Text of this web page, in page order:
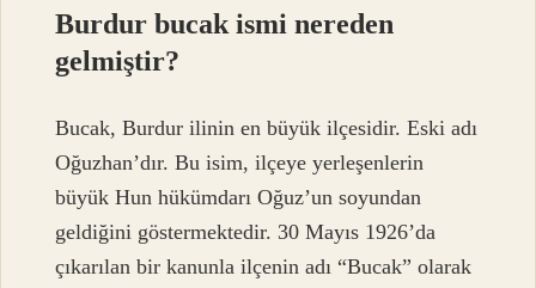
Burdur bucak ismi nereden
gelmiştir?
Bucak, Burdur ilinin en büyük ilçesidir. Eski adı
Oğuzhan’dır. Bu isim, ilçeye yerleşenlerin
büyük Hun hükümdarı Oğuz’un soyundan
geldiğini göstermektedir. 30 Mayıs 1926’da
çıkarılan bir kanunla ilçenin adı “Bucak” olarak